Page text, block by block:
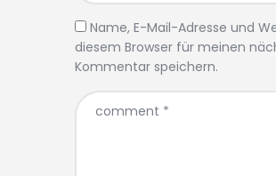
Name, E-Mail-Adresse und
diesem Browser für meinen
Kommentar speichern.